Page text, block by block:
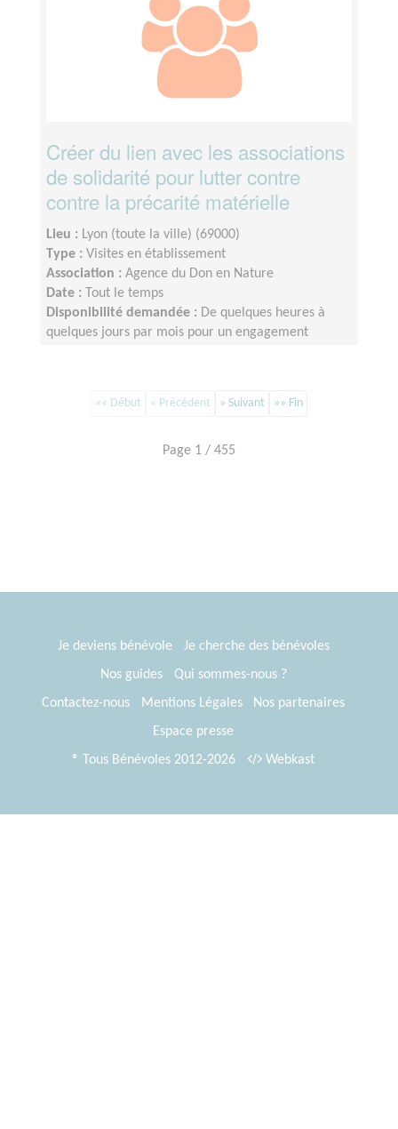
Créer du lien avec les associations
de solidarité pour lutter contre
contre la précarité matérielle
Lieu : Lyon (toute la ville) (69000)
Type : Visites en établissement
Association : Agence du Don en Nature
Date :
Tout le temps
Disponibilité demandée : De quelques heures à
quelques jours par mois pour un engagement
«« Début « Précédent » Suivant »» Fin
Page 1 / 455
Je deviens bénévole
Je cherche des bénévoles
Nos guides
Qui sommes-nous ?
Contactez-nous
Mentions Légales
Nos partenaires
Espace presse
® Tous Bénévoles 2012-2026
Webkast